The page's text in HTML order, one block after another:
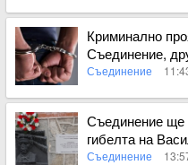
Вижте пълното съдържание
Криминално
Съединение,
Садово
Съединение
Вижте пълното съдържание
Съединение ще
гибелта на
Съединение